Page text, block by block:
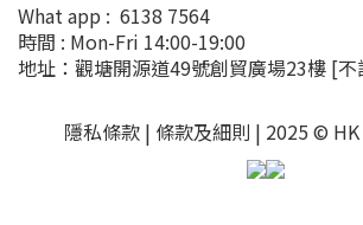
What app : 6138 7564
時間 : Mon-Fri 14:00-19:00
地址：觀塘開源道49號創貿廣場23樓 [不
隱私條款 | 條款及細則 | 2025 ©